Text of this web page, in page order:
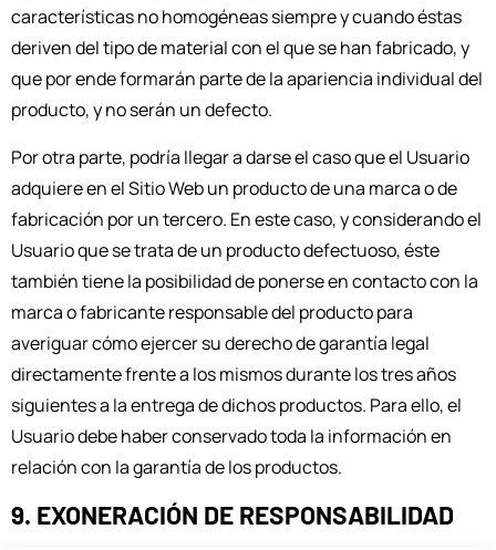
características no homogéneas siempre y cuando éstas
deriven del tipo de material con el que se han fabricado, y
que por ende formarán parte de la apariencia individual del
producto, y no serán un defecto.
Por otra parte, podría llegar a darse el caso que el Usuario
adquiere en el Sitio Web un producto de una marca o de
fabricación por un tercero. En este caso, y considerando el
Usuario que se trata de un producto defectuoso, éste
también tiene la posibilidad de ponerse en contacto con la
marca o fabricante responsable del producto para
averiguar cómo ejercer su derecho de garantía legal
directamente frente a los mismos durante los tres años
siguientes a la entrega de dichos productos. Para ello, el
Usuario debe haber conservado toda la información en
relación con la garantía de los productos.
9. EXONERACIÓN DE RESPONSABILIDAD